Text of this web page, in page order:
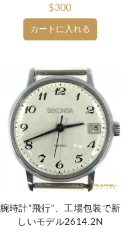
カートに入れる
$300
腕時計"飛行"、工場包装で新
しいモデル2614.2N